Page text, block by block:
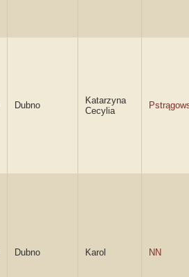
Dubno
Katarzyna
Cecylia
Dubno Karol NN